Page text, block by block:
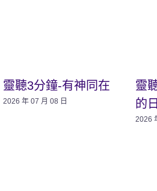
靈聽3分鐘-有神同在
2026 年 07 月 08 日
靈
的
2026